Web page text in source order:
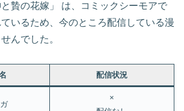
贄の花嫁」 は、コミックシーモアで
いるため、今のところ配信している漫
んでした。
配信状況
×